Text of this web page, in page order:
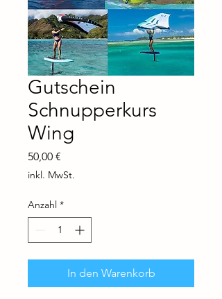
Gutschein
Schnupperkurs
Wing
50,00 €
inkl. MwSt.
Anzahl *
In den Warenkorb